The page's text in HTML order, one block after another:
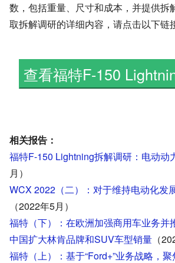
数，包括重量、尺寸和成本，并提供拆
取拆解调研的详细内容，请点击以下链
相关报告：
福特F-150 Lightning拆解调研：电动动
月）
WCX 2022（二）：对于维持电动化发
（2022年5月）
福特（下）：在欧洲加强商用车业务并
中国扩大林肯品牌和SUV车型销量 （
福特（上）：基于“Ford+”业务战略，